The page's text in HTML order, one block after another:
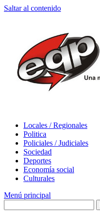
Saltar al contenido
Locales / Regionales
Politica
Policiales / Judiciales
Sociedad
Deportes
Economía social
Culturales
Menú principal